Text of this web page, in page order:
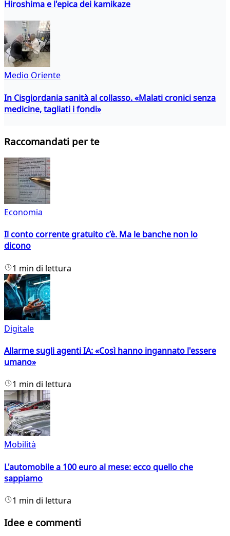
Hiroshima e l'epica dei kamikaze
Medio Oriente
In Cisgiordania sanità al collasso. «Malati cronici senza
medicine, tagliati i fondi»
Raccomandati per te
Economia
Il conto corrente gratuito c’è. Ma le banche non lo
dicono
1 min di lettura
Digitale
Allarme sugli agenti IA: «Così hanno ingannato l'essere
umano»
1 min di lettura
Mobilità
L'automobile a 100 euro al mese: ecco quello che
sappiamo
1 min di lettura
Idee e commenti